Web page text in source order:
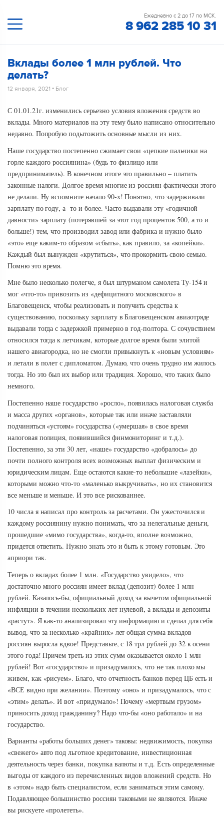
Ежедневно с 2 до 17 по МСК.
8 962 285 10 31
Вклады более 1 млн рублей. Что
делать?
12 января, 2021 • Блог
С 01.01.21г. изменились серьезно условия вложения средств во
вклады. Много материалов на эту тему было написано относительно
недавно. Попробую подытожить основные мысли из них.
Наше государство постепенно сжимает свои «цепкие пальчики на
горле каждого россиянина» (будь то физлицо или
предприниматель). В конечном итоге это правильно – платить
законные налоги. Долгое время многие из россиян фактически этого
не делали. Ну вспомните начало 90-х! Понятно, что задерживали
зарплату по году, а то и более. Часто выдавали эту «годичной
давности» зарплату (потерявшей за этот год процентов 500, а то и
больше!) тем, что производил завод или фабрика и нужно было
«это» еще каким-то образом «сбыть», как правило, за «копейки».
Каждый был вынужден «крутиться», что прокормить свою семью.
Помню это время.
Мне было несколько полегче, я был штурманом самолета Ту-154 и
мог «что-то» привозить из «дефицитного московского» в
Благовещенск, чтобы реализовать и получить средства к
существованию, поскольку зарплату в Благовещенском авиаотряде
выдавали тогда с задержкой примерно в год-полтора. С сочувствием
относился тогда к летчикам, которые долгое время были элитой
нашего авиагородка, но не смогли привыкнуть к «новым условиям»
и летали в полет с дипломатом. Думаю, что очень трудно им жилось
тогда. Но это был их выбор или традиция. Хорошо, что таких было
немного.
Постепенно наше государство «росло», появилась налоговая служба
и масса других «органов», которые так или иначе заставляли
подчиняться «устоям» государства («умершая» в свое время
налоговая полиция, появившийся финмониторинг и т.д.).
Постепенно, за эти 30 лет, «наше» государство «добралось» до
почти полного контроля всех возможных выплат физическим и
юридическим лицам. Еще остаются какие-то небольшие «лазейки»,
которыми можно что-то «маленько выкручивать», но их становится
все меньше и меньше. И это все рискованнее.
10 числа я написал про контроль за расчетами. Он ужесточился и
каждому россиянину нужно понимать, что за нелегальные деньги,
прошедшие «мимо государства», когда-то, вполне возможно,
придется ответить. Нужно знать это и быть к этому готовым. Это
априори так.
Теперь о вкладах более 1 млн. «Государство увидело», что
достаточно много россиян имеет вклад (депозит) более 1 млн
рублей. Казалось-бы, официальный доход за вычетом официальной
инфляции в течении нескольких лет нулевой, а вклады и депозиты
«растут». Я как-то анализировал эту информацию и сделал для себя
вывод, что за несколько «крайних» лет общая сумма вкладов
россиян выросла вдвое! Представьте, с 18 трл рублей до 32 к осени
этого года! Причем треть из этих сумм оказывается около 1 млн
рублей! Вот «государство» и призадумалось, что не так плохо мы
живем, как «рисуем». Благо, что отчетность банков перед ЦБ есть и
«ВСЕ видно при желании». Поэтому «оно» и призадумалось, что с
«этим» делать». И вот «придумало»! Почему «мертвым грузом»
приносить доход гражданину? Надо что-бы «оно работало» и на
государство.
Варианты «работы больших денег» таковы: недвижимость, покупка
«свежего» авто под льготное кредитование, инвестиционная
деятельность через банки, покупка валюты и т.д. Есть определенные
выгоды от каждого из перечисленных видов вложений средств. Но
в «этом» надо быть специалистом, если заниматься этим самому.
Подавляющее большинство россиян таковыми не являются. Иначе
вы рискуете «пролететь».